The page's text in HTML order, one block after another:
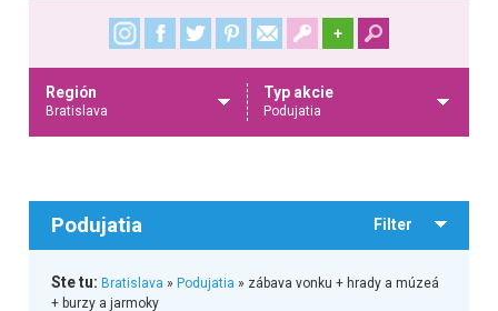
+
Región
Bratislava
Typ akcie
Podujatia
Podujatia Filter
Ste tu: Bratislava » Podujatia » zábava vonku + hrady a múzeá
+ burzy a jarmoky